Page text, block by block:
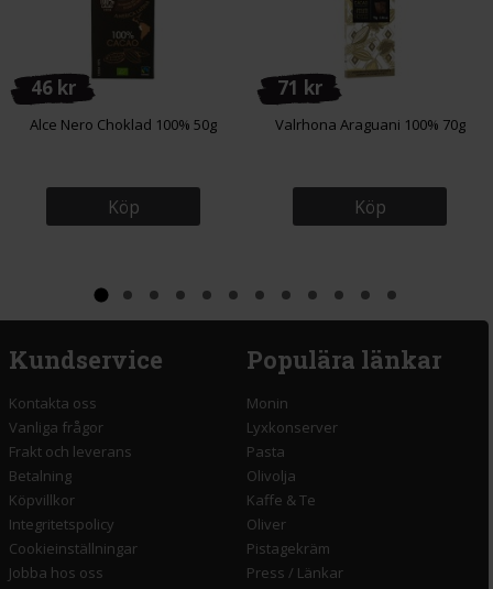
46 kr
Alce Nero Choklad 100% 50g
Köp
71 kr
Valrhona Araguani 100% 70g
Köp
Kundservice
Kontakta oss
Vanliga frågor
Frakt och leverans
Betalning
Köpvillkor
Integritetspolicy
Cookieinställningar
Jobba hos oss
Populära länkar
Monin
Lyxkonserver
Pasta
Olivolja
Kaffe & Te
Oliver
Pistagekräm
Press / Länkar